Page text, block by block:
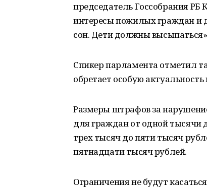
председатель Госсобрания РБ
интересы пожилых граждан и
сон. Дети должны
Спикер парламента отметил
обретает особую
Размеры штрафов за
для граждан от одной тысячи
трех тысяч до пяти тысяч
пятнадцати тысяч рублей.
Ограничения не будут